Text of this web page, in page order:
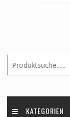
KATEGORIEN